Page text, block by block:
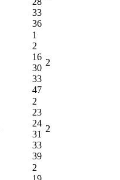
33
36
1
2
16
30
33
47
2
2
23
24
31
33
39
2
2